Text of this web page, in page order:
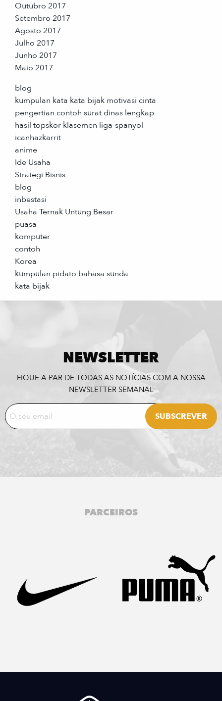
Outubro 2017
Setembro 2017
Agosto 2017
Julho 2017
Junho 2017
Maio 2017
blog
kumpulan kata kata bijak motivasi cinta
pengertian contoh surat dinas lengkap
hasil topskor klasemen liga-spanyol
icanhazkarrit
anime
Ide Usaha
Strategi Bisnis
blog
inbestasi
Usaha Ternak Untung Besar
puasa
komputer
contoh
Korea
kumpulan pidato bahasa sunda
kata bijak
NEWSLETTER
FIQUE A PAR DE TODAS AS NOTÍCIAS COM A NOSSA
NEWSLETTER SEMANAL
PARCEIROS